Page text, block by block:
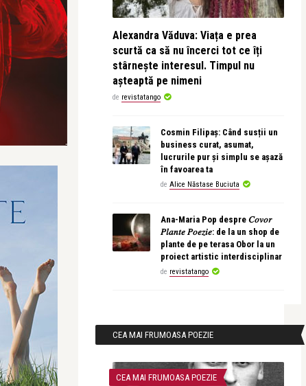
Alexandra Văduva: Viața e prea
scurtă ca să nu încerci tot ce îți
stârnește interesul. Timpul nu
așteaptă pe nimeni
de revistatango
Cosmin Filipaș: Când susții un
business curat, asumat,
lucrurile pur și simplu se așază
în favoarea ta
de Alice Năstase Buciuta
Ana-Maria Pop despre 𝐶𝑜𝑣𝑜𝑟
𝑃𝑙𝑎𝑛𝑡𝑒 𝑃𝑜𝑒𝑧𝑖𝑒: de la un shop de
plante de pe terasa Obor la un
proiect artistic interdisciplinar
de revistatango
CEA MAI FRUMOASA POEZIE
CEA MAI FRUMOASA POEZIE